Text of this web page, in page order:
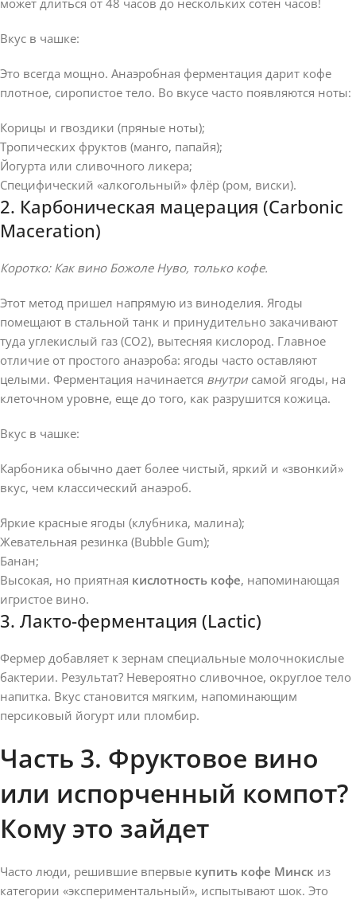
Вкус в чашке:
Это всегда мощно. Анаэробная ферментация дарит кофе
плотное, сиропистое тело. Во вкусе часто появляются ноты:
Корицы и гвоздики (пряные ноты);
Тропических фруктов (манго, папайя);
Йогурта или сливочного ликера;
Специфический «алкогольный» флёр (ром, виски).
2. Карбоническая мацерация (Carbonic
Maceration)
Коротко: Как вино Божоле Нуво, только кофе.
Этот метод пришел напрямую из виноделия. Ягоды
помещают в стальной танк и принудительно закачивают
туда углекислый газ (CO2), вытесняя кислород. Главное
отличие от простого анаэроба: ягоды часто оставляют
целыми. Ферментация начинается внутри самой ягоды, на
клеточном уровне, еще до того, как разрушится кожица.
Вкус в чашке:
Карбоника обычно дает более чистый, яркий и «звонкий»
вкус, чем классический анаэроб.
Яркие красные ягоды (клубника, малина);
Жевательная резинка (Bubble Gum);
Банан;
Высокая, но приятная кислотность кофе, напоминающая
игристое вино.
3. Лакто-ферментация (Lactic)
Фермер добавляет к зернам специальные молочнокислые
бактерии. Результат? Невероятно сливочное, округлое тело
напитка. Вкус становится мягким, напоминающим
персиковый йогурт или пломбир.
Часть 3. Фруктовое вино
или испорченный компот?
Кому это зайдет
Часто люди, решившие впервые купить кофе Минск из
категории «экспериментальный», испытывают шок. Это